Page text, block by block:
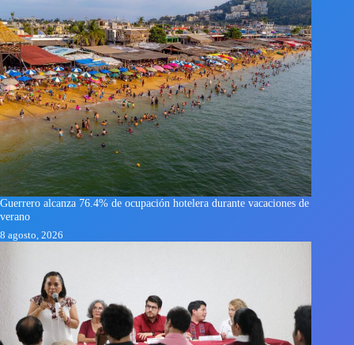
Guerrero alcanza 76.4% de ocupación hotelera durante vacaciones de
verano
8 agosto, 2026